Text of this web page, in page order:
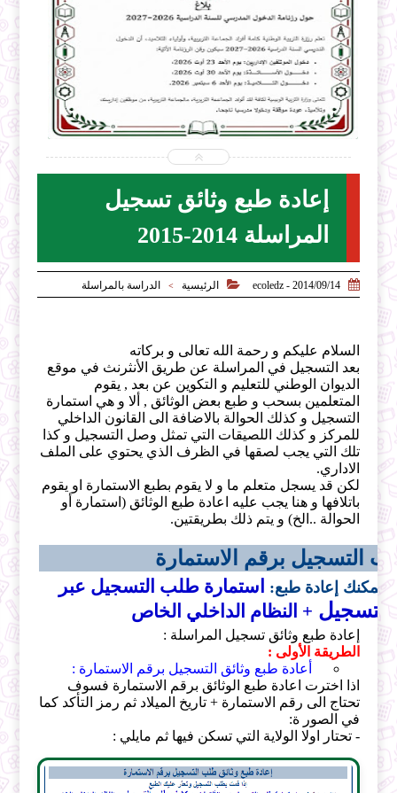
2026-07-31
ecoledz.net
إعادة طبع وثائق تسجيل
المراسلة 2014-2015

2014/09/14 - ecoledz
 الرئيسية > الدراسة بالمراسلة
السلام عليكم و رحمة الله تعالى و بركاته
بعد التسجيل في المراسلة عن طريق الأنثرنث في موقع
الديوان الوطني للتعليم و التكوين عن بعد , يقوم
المتعلمين بسحب و طبع بعض الوثائق , ألا و هي استمارة
التسجيل و كذلك الحوالة بالاضافة الى القانون الداخلي
للمركز و كذلك اللصيقات التي تمثل وصل التسجيل و كذا
تلك التي يجب لصقها في الظرف الذي يحتوي على الملف
الاداري.
لكن قد يسجل متعلم ما و لا يقوم بطبع الاستمارة او يقوم
باتلافها و هنا يجب عليه اعادة طبع الوثائق (استمارة أو
الحوالة ..الخ) و يتم ذلك بطريقتين.
التسجيل برقم الاستمارة
يمكنك إعادة طبع: استمارة طلب التسجيل عبر
+ النظام الداخلي الخاص
إعادة طبع وثائق تسجيل المراسلة :
الطريقة الأولى :
أعادة طبع وثائق التسجيل برقم الاستمارة :
اذا اخترت اعادة طبع الوثائق برقم الاستمارة فسوف
تحتاج الى رقم الاستمارة + تاريخ الميلاد ثم رمز التأكد كما
في الصور ة:
- تحتار اولا الولاية التي تسكن فيها ثم مايلي :